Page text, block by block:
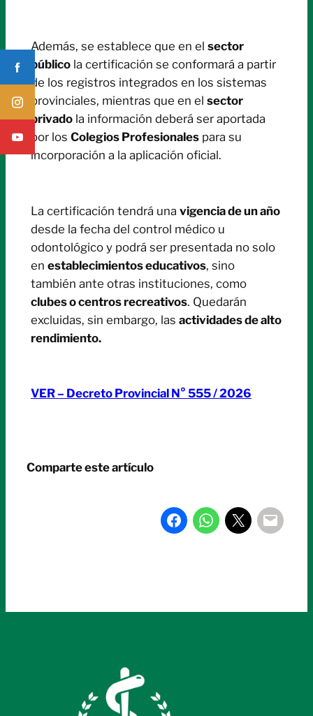
Además, se establece que en el sector
público la certificación se conformará a partir
de los registros integrados en los sistemas
provinciales, mientras que en el sector
privado la información deberá ser aportada
por los Colegios Profesionales para su
incorporación a la aplicación oficial.
La certificación tendrá una vigencia de un año
desde la fecha del control médico u
odontológico y podrá ser presentada no solo
en establecimientos educativos, sino
también ante otras instituciones, como
clubes o centros recreativos. Quedarán
excluidas, sin embargo, las actividades de alto
rendimiento.
VER – Decreto Provincial N° 555 / 2026
Comparte este artículo